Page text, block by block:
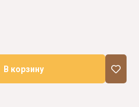
В корзину